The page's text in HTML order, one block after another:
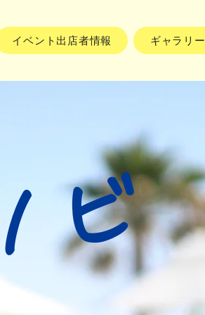
イベント出店者情報 ギャラリー
ビ